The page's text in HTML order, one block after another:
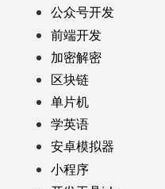
公众号开发
前端开发
加密解密
区块链
单片机
学英语
安卓模拟器
小程序